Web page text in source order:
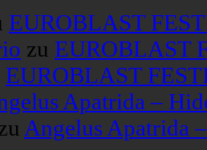
EUROBLAST
zu EUROBLAST
EUROBLAST
Apatrida –
Angelus Apatrida